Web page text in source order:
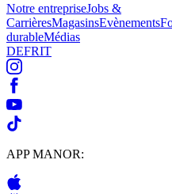
Notre entrepriseJobs &
CarrièresMagasinsEvènements
durableMédias
DEFRIT
APP MANOR: